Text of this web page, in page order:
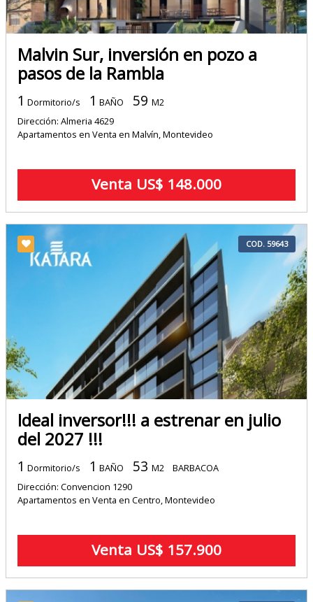
Malvin Sur, inversión en pozo a
pasos de la Rambla
1 Dormitorio/s 1 BAÑO 59 M2
Dirección: Almeria 4629
Apartamentos en Venta en Malvín, Montevideo
Venta US$ 148.000
COD. 59643
Ideal inversor!!! a estrenar en julio
del 2027 !!!
1 Dormitorio/s 1 BAÑO 53 M2
BARBACOA
Dirección: Convencion 1290
Apartamentos en Venta en Centro, Montevideo
Venta US$ 157.900